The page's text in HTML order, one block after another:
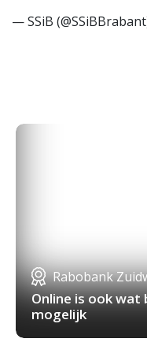
— SSiB
Rabobank
Online is ook
mogelijk